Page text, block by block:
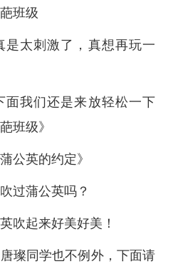
班级
是太刺激了，真想再玩一
面我们还是来放轻松一下
班级》
公英的约定》
过蒲公英吗？
吹起来好美好美！
璨同学也不例外，下面请